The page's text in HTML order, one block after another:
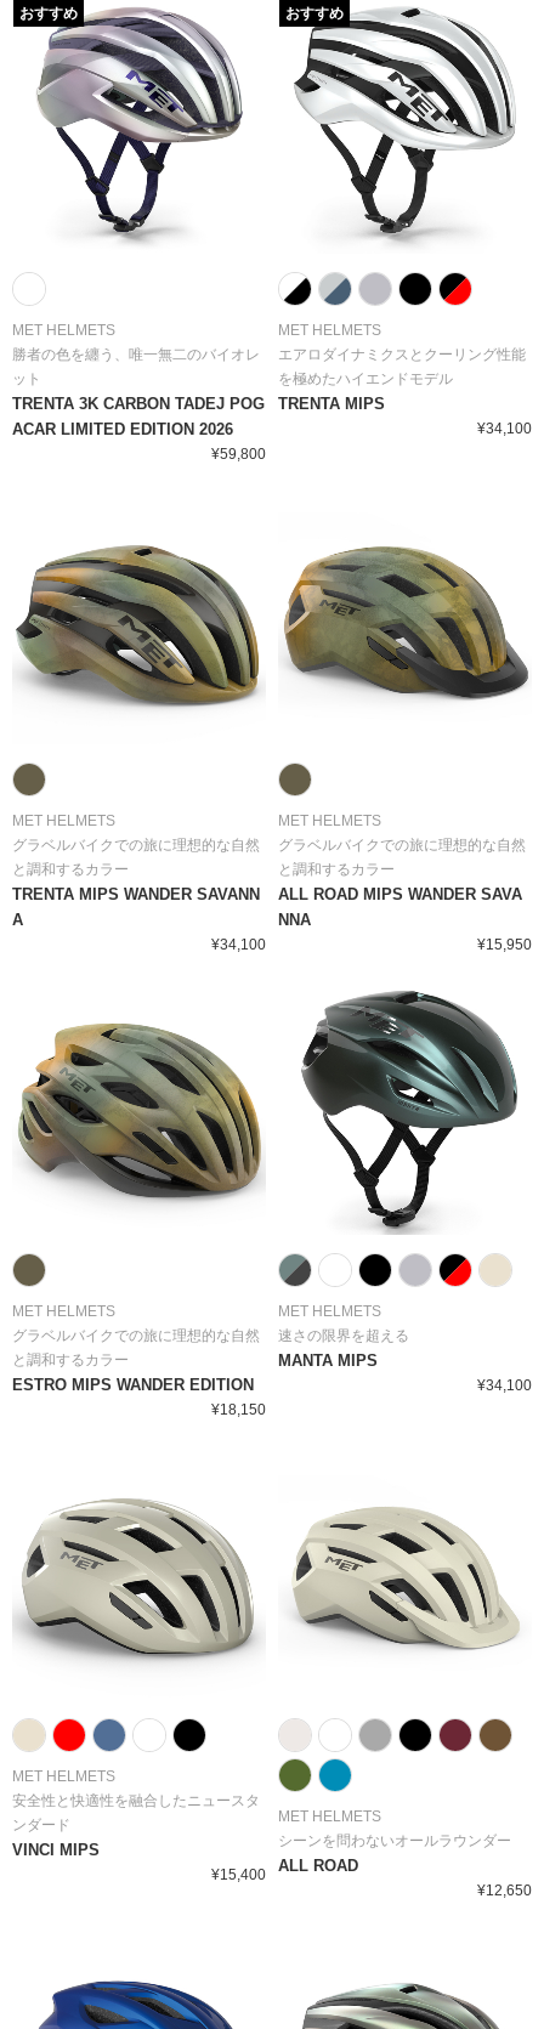
MET HELMETS
勝者の色を纏う、唯一無二のバイオレ
ット
TRENTA 3K CARBON TADEJ POG
ACAR LIMITED EDITION 2026
¥59,800
おすすめ
MET HELMETS
エアロダイナミクスとクーリング性能
を極めたハイエンドモデル
TRENTA MIPS
¥34,100
おすすめ
MET HELMETS
グラベルバイクでの旅に理想的な自然
と調和するカラー
TRENTA MIPS WANDER SAVANN
A
¥34,100
MET HELMETS
グラベルバイクでの旅に理想的な自然
と調和するカラー
ALL ROAD MIPS WANDER SAVA
NNA
¥15,950
MET HELMETS
グラベルバイクでの旅に理想的な自然
と調和するカラー
ESTRO MIPS WANDER EDITION
¥18,150
MET HELMETS
速さの限界を超える
MANTA MIPS
¥34,100
MET HELMETS
安全性と快適性を融合したニュースタ
ンダード
VINCI MIPS
¥15,400
MET HELMETS
シーンを問わないオールラウンダー
ALL ROAD
¥12,650